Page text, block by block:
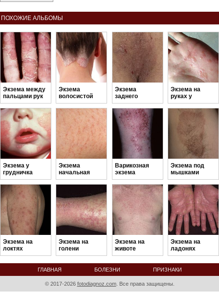
ПОХОЖИЕ АЛЬБОМЫ
Экзема между
пальцами рук
Экзема
волосистой
части головы
Экзема
заднего
прохода
Экзема на
руках у
ребенка
Экзема у
грудничка
Экзема
начальная
стадия
Варикозная
экзема
Экзема под
мышками
Экзема на
локтях
Экзема на
голени
Экзема на
животе
Экзема на
ладонях
ГЛАВНАЯ БОЛЕЗНИ ПРИЗНАКИ
А - Я
© 2017-2026 fotodiagnoz.com. Все права защищены.